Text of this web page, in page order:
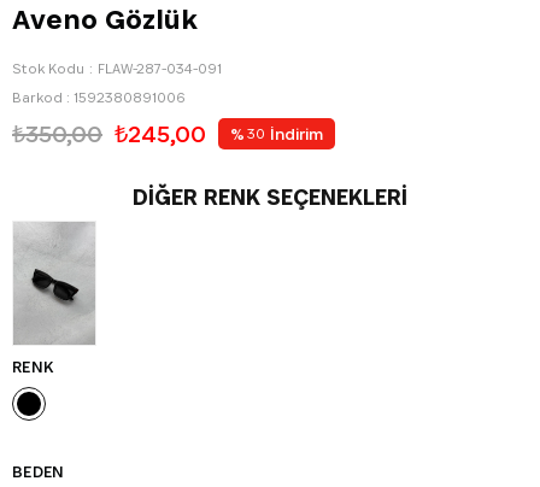
Aveno Gözlük
Stok Kodu
FLAW-287-034-091
Barkod : 1592380891006
₺350,00 ₺245,00 % 30 İndirim
DIĞER RENK SEÇENEKLERI
RENK
BEDEN